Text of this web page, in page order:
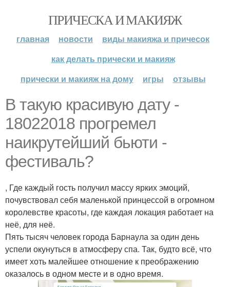
ПРИЧЕСКА И МАКИЯЖ
главная новости
виды макияжа и причесок
как делать прически и макияж
прически и макияж на дому
игры отзывы
В такую красивую дату -
18022018 прогремел
наикрутейший бьюти -
фестиваль?
, Где каждый гость получил массу ярких эмоций,
почувствовал себя маленькой принцессой в огромном
королевстве красоты, где каждая локация работает на
неё, для неё.
Пять тысяч человек города Барнаула за один день
успели окунуться в атмосферу спа. Так, будто всё, что
имеет хоть малейшее отношение к преображению
оказалось в одном месте и в одно время.